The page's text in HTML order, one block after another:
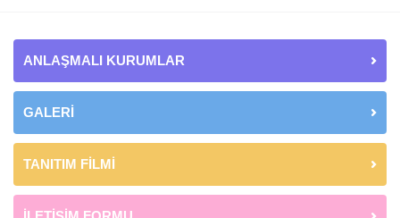
ANLAŞMALI KURUMLAR
GALERİ
TANITIM FİLMİ